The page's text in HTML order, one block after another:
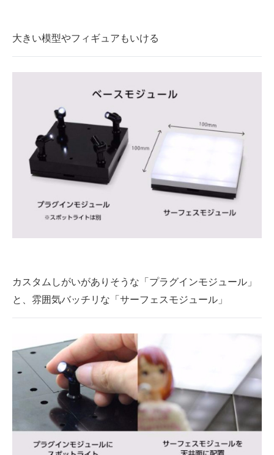
大きい模型やフィギュアもいける
カスタムしがいがありそうな「プラグインモジュール」
と、雰囲気バッチリな「サーフェスモジュール」